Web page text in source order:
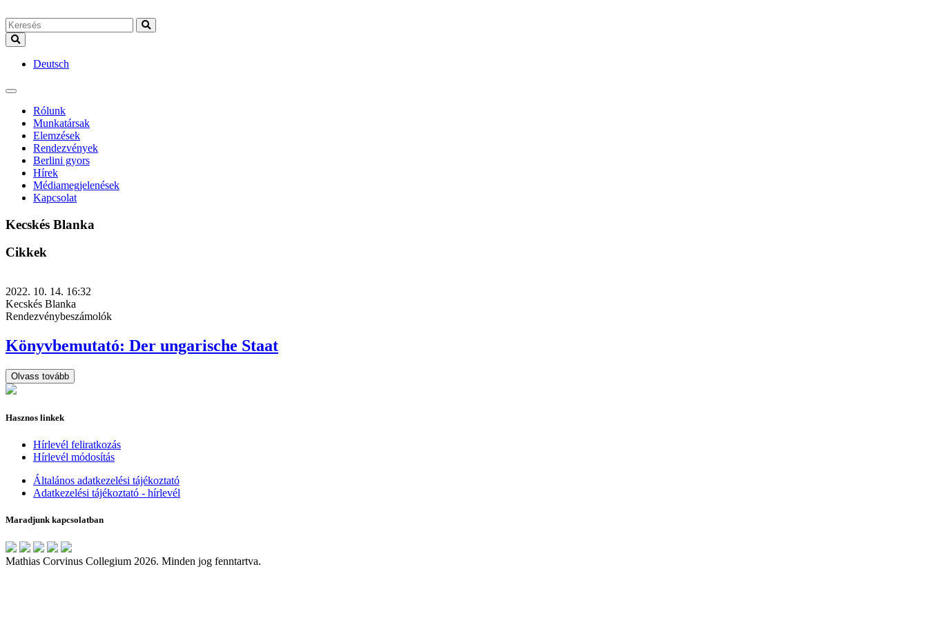
Deutsch
Rólunk
Munkatársak
Elemzések
Rendezvények
Berlini gyors
Hírek
Médiamegjelenések
Kapcsolat
Kecskés Blanka
Cikkek
2022. 10. 14. 16:32
Kecskés Blanka
Rendezvénybeszámolók
Könyvbemutató: Der ungarische Staat
Olvass tovább
Hasznos linkek
Hírlevél feliratkozás
Hírlevél módosítás
Általános adatkezelési tájékoztató
Adatkezelési tájékoztató - hírlevél
Maradjunk kapcsolatban
Mathias Corvinus Collegium 2026. Minden jog fenntartva.